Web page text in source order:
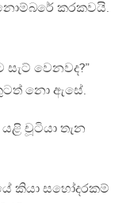
කරකවයි.
වෙනවද?”
නො ඇසේ.
චූටියා තැන
කියා සහෝදරකම්